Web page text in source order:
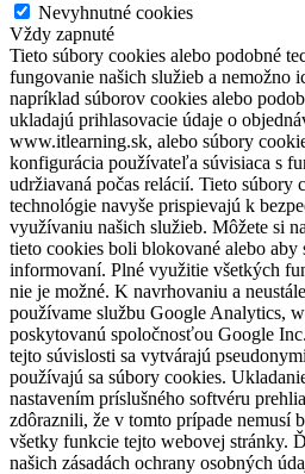
Nevyhnutné cookies
Vždy zapnuté
Tieto súbory cookies alebo podobné
fungovanie našich služieb a nemožno
napríklad súborov cookies alebo
ukladajú prihlasovacie údaje o
www.itlearning.sk, alebo súbory
konfigurácia používateľa súvisiaca s
udržiavaná počas relácií. Tieto súbory
technológie navyše prispievajú k
využívaniu našich služieb. Môžete si
tieto cookies boli blokované alebo aby
informovaní. Plné využitie všetkých
nie je možné. K navrhovaniu a
používame službu Google Analytics,
poskytovanú spoločnosťou Google
tejto súvislosti sa vytvárajú
používajú sa súbory cookies.
nastavením príslušného softvéru
zdôraznili, že v tomto prípade nemusí
všetky funkcie tejto webovej stránky.
našich zásadách ochrany osobných